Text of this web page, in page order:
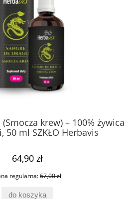
krew) – 100% żywica
50 ml SZKŁO Herbavis
64,90 zł
regularna:67,00 zł
do koszyka